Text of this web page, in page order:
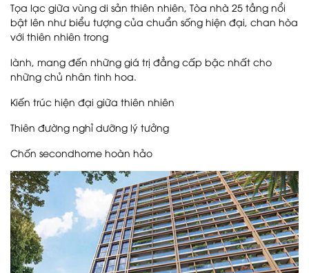
Tọa lạc giữa vùng di sản thiên nhiên, Tòa nhà 25 tầng nổi
bật lên như biểu tượng của chuẩn sống hiện đại, chan hòa
với thiên nhiên trong
lành, mang đến những giá trị đẳng cấp bậc nhất cho
những chủ nhân tinh hoa.
Kiến trúc hiện đại giữa thiên nhiên
Thiên đường nghỉ dưỡng lý tưởng
Chốn secondhome hoàn hảo